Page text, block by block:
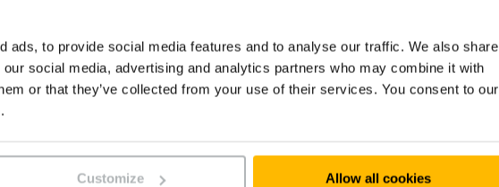
ads, to provide social media features and to analyse our traffic. We also share
social media, advertising and analytics partners who may combine it with
or that they’ve collected from your use of their services. You consent to our
Customize Allow all cookies
per usufruire dei vantaggi del sistema di gestione della flotta
che può essere modulato in modo flessibile grazie a vari
hardware e software.